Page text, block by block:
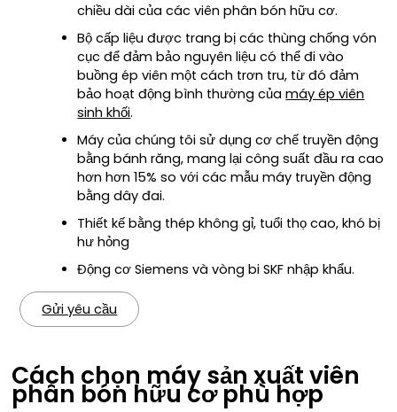
chiều dài của các viên phân bón hữu cơ.
Bộ cấp liệu được trang bị các thùng chống vón
cục để đảm bảo nguyên liệu có thể đi vào
buồng ép viên một cách trơn tru, từ đó đảm
bảo hoạt động bình thường củamáy ép viên
sinh khối.
Máy của chúng tôi sử dụng cơ chế truyền động
bằng bánh răng, mang lại công suất đầu ra cao
hơn hơn 15% so với các mẫu máy truyền động
bằng dây đai.
Thiết kế bằng thép không gỉ, tuổi thọ cao, khó bị
hư hỏng
Động cơ Siemens và vòng bi SKF nhập khẩu.
Gửi yêu cầu
Cách chọn máy sản xuất viên
phân bón hữu cơ phù hợp